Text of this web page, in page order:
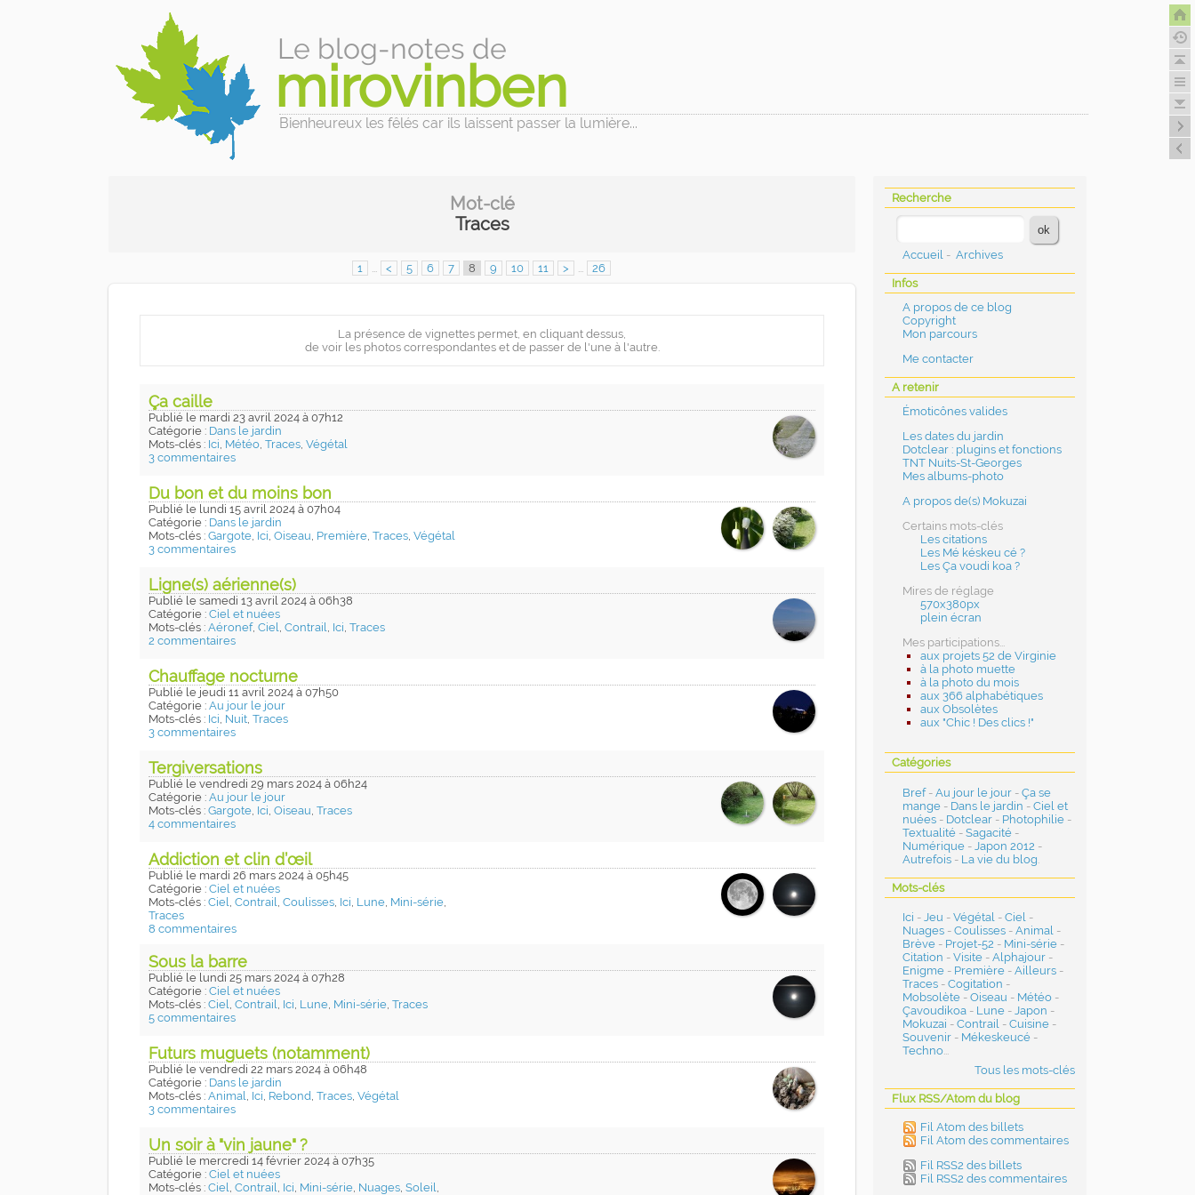
Le blog-notes de
mirovinben
Bienheureux les fêlés car ils laissent passer la lumière...
Mot-clé
Traces
1 ... < 5 6 7 8 9 10 11 > ... 26
La présence de vignettes permet, en cliquant dessus,
de voir les photos correspondantes et de passer de l'une à l'autre.
Ça caille
Publié le mardi 23 avril 2024 à 07h12
Catégorie : Dans le jardin
Mots-clés : Ici, Météo, Traces, Végétal
3 commentaires
Du bon et du moins bon
Publié le lundi 15 avril 2024 à 07h04
Catégorie : Dans le jardin
Mots-clés : Gargote, Ici, Oiseau, Première, Traces, Végétal
3 commentaires
Ligne(s) aérienne(s)
Publié le samedi 13 avril 2024 à 06h38
Catégorie : Ciel et nuées
Mots-clés : Aéronef, Ciel, Contrail, Ici, Traces
2 commentaires
Chauffage nocturne
Publié le jeudi 11 avril 2024 à 07h50
Catégorie : Au jour le jour
Mots-clés : Ici, Nuit, Traces
3 commentaires
Tergiversations
Publié le vendredi 29 mars 2024 à 06h24
Catégorie : Au jour le jour
Mots-clés : Gargote, Ici, Oiseau, Traces
4 commentaires
Addiction et clin d’œil
Publié le mardi 26 mars 2024 à 05h45
Catégorie : Ciel et nuées
Mots-clés : Ciel, Contrail, Coulisses, Ici, Lune, Mini-série,
Traces
8 commentaires
Sous la barre
Publié le lundi 25 mars 2024 à 07h28
Catégorie : Ciel et nuées
Mots-clés : Ciel, Contrail, Ici, Lune, Mini-série, Traces
5 commentaires
Futurs muguets (notamment)
Publié le vendredi 22 mars 2024 à 06h48
Catégorie : Dans le jardin
Mots-clés : Animal, Ici, Rebond, Traces, Végétal
3 commentaires
Un soir à "vin jaune" ?
Publié le mercredi 14 février 2024 à 07h35
Catégorie : Ciel et nuées
Mots-clés : Ciel, Contrail, Ici, Mini-série, Nuages, Soleil,
Recherche
Accueil - Archives
Infos
A propos de ce blog
Copyright
Mon parcours
Me contacter
A retenir
Émoticônes valides
Les dates du jardin
Dotclear : plugins et fonctions
TNT Nuits-St-Georges
Mes albums-photo
A propos de(s) Mokuzai
Certains mots-clés
Les citations
Les Mé késkeu cé ?
Les Ça voudi koa ?
Mires de réglage
570x380px
plein écran
Mes participations...
aux projets 52 de Virginie
à la photo muette
à la photo du mois
aux 366 alphabétiques
aux Obsolètes
aux "Chic ! Des clics !"
Catégories
Bref- Au jour le jour - Ça se
mange - Dans le jardin - Ciel et
nuées - Dotclear - Photophilie -
Textualité - Sagacité -
Numérique - Japon 2012 -
Autrefois - La vie du blog
Mots-clés
Ici - Jeu - Végétal - Ciel -
Nuages - Coulisses - Animal -
Brève - Projet-52 - Mini-série -
Citation - Visite - Alphajour -
Enigme - Première - Ailleurs -
Traces - Cogitation -
Mobsolète - Oiseau - Météo -
Çavoudikoa - Lune - Japon -
Mokuzai - Contrail - Cuisine -
Souvenir - Mékeskeucé -
Techno...
Tous les mots-clés
Flux RSS/Atom du blog
Fil Atom des billets
Fil Atom des commentaires
Fil RSS2 des billets
Fil RSS2 des commentaires